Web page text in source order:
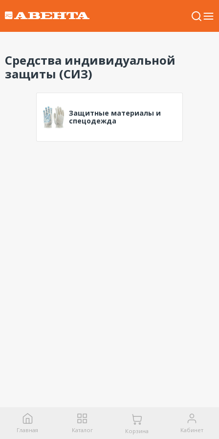
Средства индивидуальной
защиты (СИЗ)
Защитные материалы и
спецодежда
Главная Каталог Корзина Кабинет